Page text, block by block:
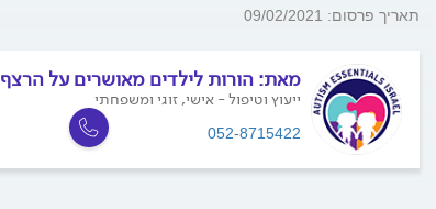
תאריך פרסום: 09/02/2021
מאת: הורות לילדים מאושרים על הרצף
ייעוץ וטיפול - אישי, זוגי ומשפחתי
052-8715422